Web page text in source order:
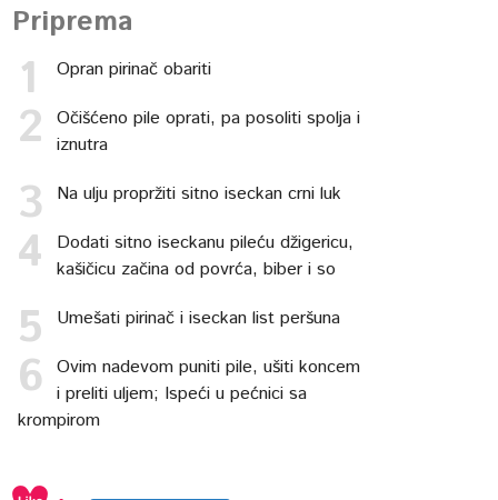
Priprema
Opran pirinač obariti
Očišćeno pile oprati, pa posoliti spolja i
iznutra
Na ulju propržiti sitno iseckan crni luk
Dodati sitno iseckanu pileću džigericu,
kašičicu začina od povrća, biber i so
Umešati pirinač i iseckan list peršuna
Ovim nadevom puniti pile, ušiti koncem
i preliti uljem; Ispeći u pećnici sa
krompirom